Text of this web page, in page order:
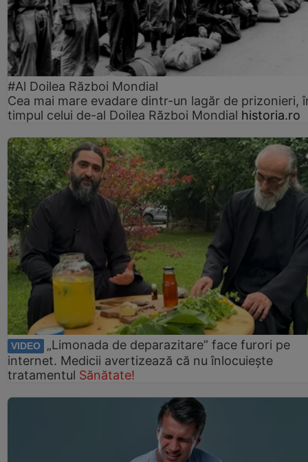
#Al Doilea Război Mondial
Cea mai mare evadare dintr-un lagăr de prizonieri,
timpul celui de-al Doilea Război Mondial historia.ro
VIDEO
„Limonada de deparazitare” face furori pe
internet. Medicii avertizează că nu înlocuiește
tratamentul Sănătate!